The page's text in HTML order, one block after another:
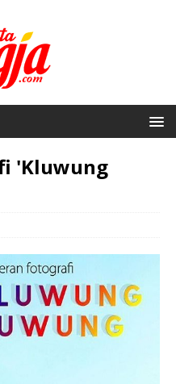
'Kluwung